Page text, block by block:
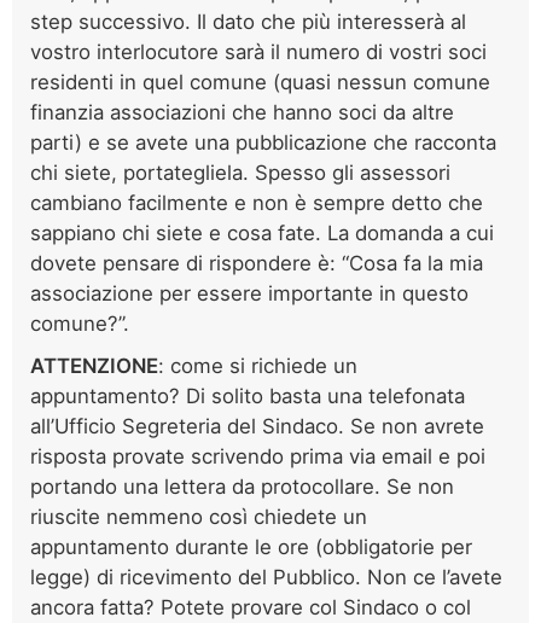
step successivo. Il dato che più interesserà al
vostro interlocutore sarà il numero di vostri soci
residenti in quel comune (quasi nessun comune
finanzia associazioni che hanno soci da altre
parti) e se avete una pubblicazione che racconta
chi siete, portategliela. Spesso gli assessori
cambiano facilmente e non è sempre detto che
sappiano chi siete e cosa fate. La domanda a cui
dovete pensare di rispondere è: “Cosa fa la mia
associazione per essere importante in questo
comune?”.
ATTENZIONE: come si richiede un
appuntamento? Di solito basta una telefonata
all’Ufficio Segreteria del Sindaco. Se non avrete
risposta provate scrivendo prima via email e poi
portando una lettera da protocollare. Se non
riuscite nemmeno così chiedete un
appuntamento durante le ore (obbligatorie per
legge) di ricevimento del Pubblico. Non ce l’avete
ancora fatta? Potete provare col Sindaco o col